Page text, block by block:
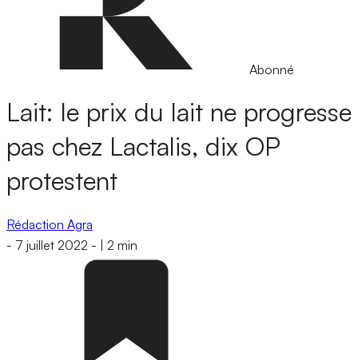
Abonné
Lait: le prix du lait ne progresse
pas chez Lactalis, dix OP
protestent
Rédaction Agra
- 7 juillet 2022 - 2 min